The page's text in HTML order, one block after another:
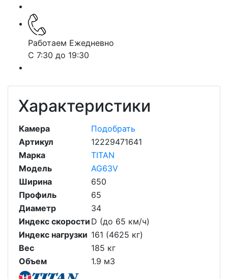
Работаем Ежедневно
С 7:30 до 19:30
Характеристики
Камера
Подобрать
Артикул
12229471641
Марка
TITAN
Модель
AG63V
Ширина
650
Профиль
65
Диаметр
34
Индекс скорости D (до 65 км/ч)
Индекс нагрузки 161 (4625 кг)
Вес
185 кг
Объем
1.9 м3